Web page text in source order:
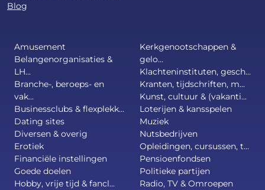
Blog
Amusement
Belangenorganisaties &
LH...
Branche-, beroeps- en
vak...
Businessclubs & flexplekk...
Dating sites
Diversen & overig
Erotiek
Financiële instellingen
Goede doelen
Hobby, vrije tijd & fancl...
Kerkgenootschappen &
gelo...
Klachteninstituten, gesch...
Kranten, tijdschriften, m...
Kunst, cultuur & (vakanti...
Loterijen & kansspelen
Muziek
Nutsbedrijven
Opleidingen, cursussen, t...
Pensioenfondsen
Politieke partijen
Radio, TV & Omroepen